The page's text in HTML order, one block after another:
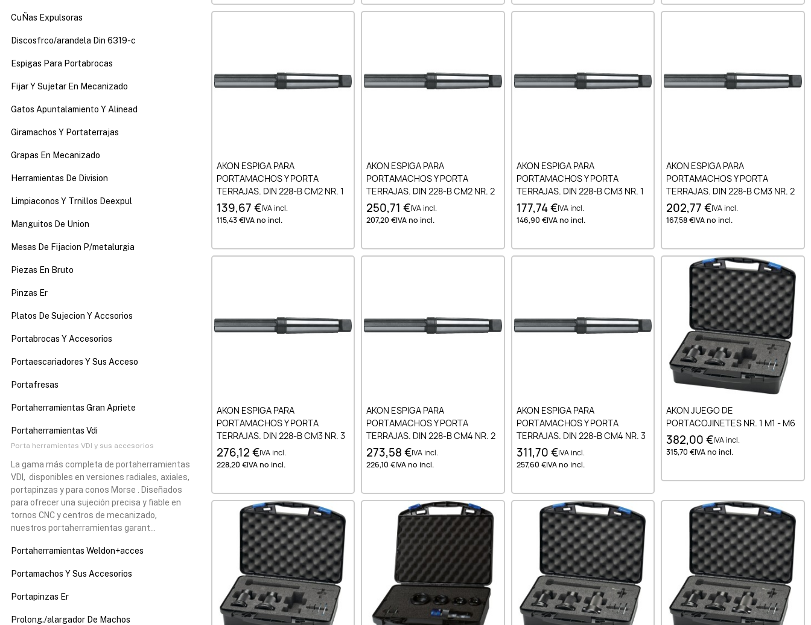
CuÑas Expulsoras
Discosfrco/arandela Din 6319-c
Espigas Para Portabrocas
Fijar Y Sujetar En Mecanizado
Gatos Apuntalamiento Y Alinead
Giramachos Y Portaterrajas
Grapas En Mecanizado
Herramientas De Division
Limpiaconos Y Trnillos Deexpul
Manguitos De Union
Mesas De Fijacion P/metalurgia
Piezas En Bruto
Pinzas Er
Platos De Sujecion Y Accsorios
Portabrocas Y Accesorios
Portaescariadores Y Sus Acceso
Portafresas
Portaherramientas Gran Apriete
Portaherramientas Vdi
Porta herramientas VDI y sus accesorios
La gama más completa de portaherramientas
VDI, disponibles en versiones radiales, axiales,
portapinzas y para conos Morse . Diseñados
para ofrecer una sujeción precisa y fiable en
tornos CNC y centros de mecanizado,
nuestros portaherramientas garant…
Portaherramientas Weldon+acces
Portamachos Y Sus Accesorios
Portapinzas Er
Prolong./alargador De Machos
Añadir al carrito
AKON ESPIGA PARA
PORTAMACHOS Y PORTA
TERRAJAS. DIN 228-B CM2 NR. 1
139,67 €IVA incl.
115,43 €IVA no incl.
Añadir al carrito
AKON ESPIGA PARA
PORTAMACHOS Y PORTA
TERRAJAS. DIN 228-B CM2 NR. 2
250,71 €IVA incl.
207,20 €IVA no incl.
Añadir al carrito
AKON ESPIGA PARA
PORTAMACHOS Y PORTA
TERRAJAS. DIN 228-B CM3 NR. 1
177,74 €IVA incl.
146,90 €IVA no incl.
Añadir al carrito
AKON ESPIGA PARA
PORTAMACHOS Y PORTA
TERRAJAS. DIN 228-B CM3 NR. 2
202,77 €IVA incl.
167,58 €IVA no incl.
Añadir al carrito
AKON ESPIGA PARA
PORTAMACHOS Y PORTA
TERRAJAS. DIN 228-B CM3 NR. 3
276,12 €IVA incl.
228,20 €IVA no incl.
Añadir al carrito
AKON ESPIGA PARA
PORTAMACHOS Y PORTA
TERRAJAS. DIN 228-B CM4 NR. 2
273,58 €IVA incl.
226,10 €IVA no incl.
Añadir al carrito
AKON ESPIGA PARA
PORTAMACHOS Y PORTA
TERRAJAS. DIN 228-B CM4 NR. 3
311,70 €IVA incl.
257,60 €IVA no incl.
Añadir al carrito
AKON JUEGO DE
PORTACOJINETES NR. 1 M1 - M6
382,00 €IVA incl.
315,70 €IVA no incl.